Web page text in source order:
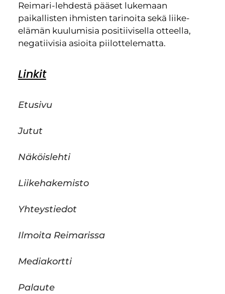
Reimari-lehdestä pääset lukemaan
paikallisten ihmisten tarinoita sekä liike-
elämän kuulumisia positiivisella otteella,
negatiivisia asioita piilottelematta.
Linkit
Etusivu
Jutut
Näköislehti
Liikehakemisto
Yhteystiedot
Ilmoita Reimarissa
Mediakortti
Palaute